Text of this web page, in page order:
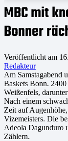
MBC mit
Bonner
Veröffentlicht am
Redakteur
Am Samstagabend
Baskets Bonn.
Weißenfels,
Nach einem
Zeit auf
Vizemeisters. Die
Adeola Dagunduro
Zählern.